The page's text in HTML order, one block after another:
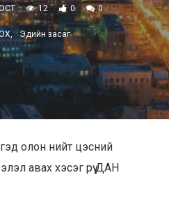
12 0 0
Эдийн засаг
олон нийт цэсний
авах хэсэг рүү ДАН